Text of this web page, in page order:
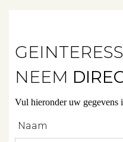
Diensten
NEEM
Vul hieronder uw gegevens
Naam